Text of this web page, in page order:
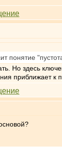
понятие
Но здесь
приближает к